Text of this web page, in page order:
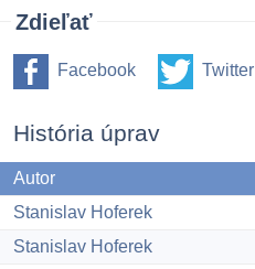
Zdieľať
Facebook Twitter
História úprav
Autor
Stanislav Hoferek
Stanislav Hoferek